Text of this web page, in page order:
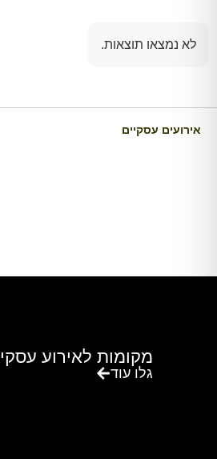
לא נמצאו תוצאות.
אירועים עסקיים
מקומות לאירוע עסקי
גלו עוד